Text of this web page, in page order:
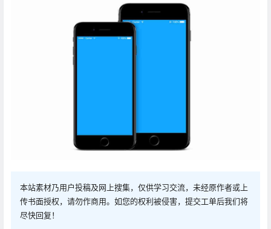
本站素材乃用户投稿及网上搜集，仅供学习交流，未经原作者或上
传书面授权，请勿作商用。如您的权利被侵害，提交工单后我们将
尽快回复！